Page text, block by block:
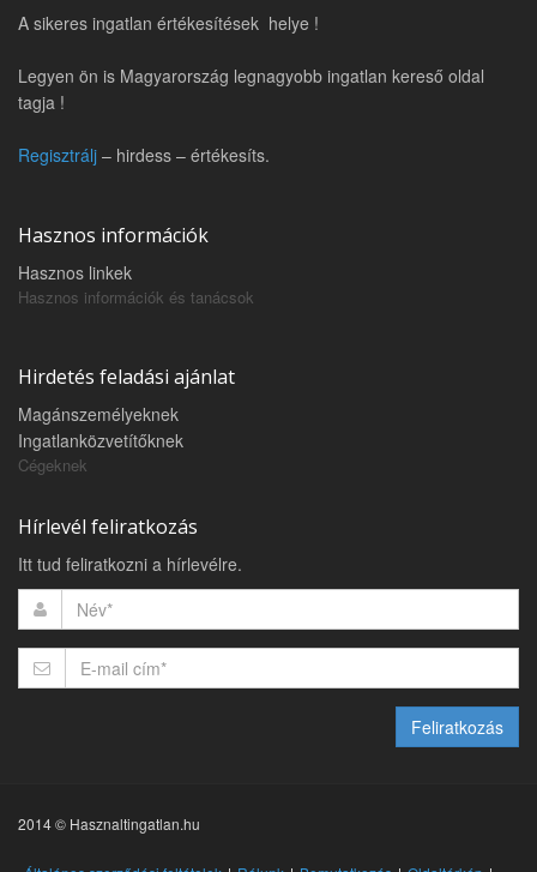
A sikeres ingatlan értékesítések helye !
Legyen ön is Magyarország legnagyobb ingatlan kereső oldal
tagja !
Regisztrálj – hirdess – értékesíts.
Hasznos információk
Hasznos linkek
Hasznos információk és tanácsok
Hirdetés feladási ajánlat
Magánszemélyeknek
Ingatlanközvetítőknek
Cégeknek
Hírlevél feliratkozás
Itt tud feliratkozni a hírlevélre.
Feliratkozás
2014 © Hasznaltingatlan.hu